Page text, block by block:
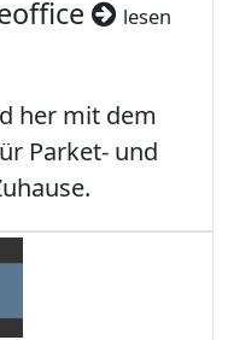
lesen
her mit dem
Parket- und